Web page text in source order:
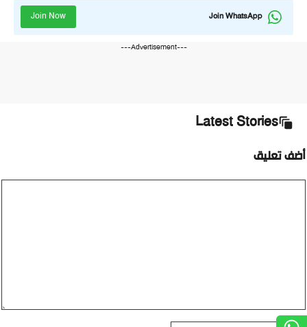
Join WhatsApp
Join Now
---Advertisement---
Latest Stories
أضف تعليق